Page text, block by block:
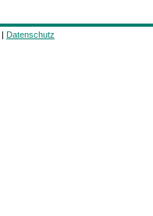
| Datenschutz